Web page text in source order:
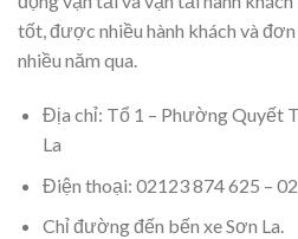
tốt, được nhiều hành khách và
nhiều năm qua.
Địa chỉ: Tổ 1 – Phường Quyết
La
Điện thoại: 02123 874 625 –
Chỉ đường đến bến xe Sơn La.